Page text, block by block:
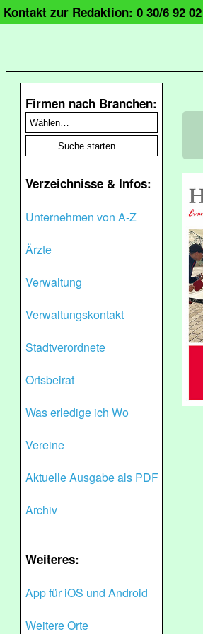
Kontakt zur Redaktion: 0 30/6 92
Firmen nach Branchen:
Verzeichnisse & Infos:
Unternehmen von A-Z
Ärzte
Verwaltung
Verwaltungskontakt
Stadtverordnete
Ortsbeirat
Was erledige ich Wo
Vereine
Aktuelle Ausgabe als PDF
Archiv
Weiteres:
App für iOS und Android
Weitere Orte